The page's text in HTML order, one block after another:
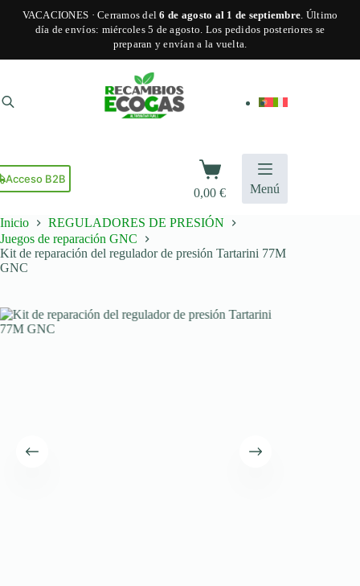
VACACIONES · Cerramos del6 de agosto al 1 de septiembre. Último
día de envíos: miércoles 5 de agosto. Los pedidos posteriores se
preparan y envían a la vuelta.
contenido
Acceso B2B
Carro
de
compra
0,00€ Menú
Inicio
REGULADORES DE PRESIÓN
Juegos de reparación GNC
Kit de reparación del regulador de presión Tartarini 77M
GNC